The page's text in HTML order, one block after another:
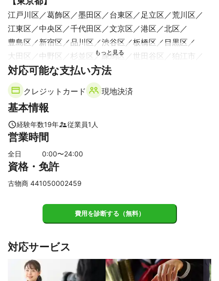
江戸川区 葛飾区 墨田区 台東区 足立区
荒川区
江東区
中央区 千代田区 文京区 港区
北区
豊島区
新宿区 品川区 渋谷区 板橋区
目黒区
大田区
中野区 杉並区 練馬区 世田谷区
狛江市
武蔵野市
三鷹市 調布市 西東京市
東久留米市
稲城市
東村山市
国分寺市 国立市 東大和市
立川市
日野市
【千葉県】
市川市 船橋市
白井市
八千代市 柏市
印西市
千葉市
八街市
袖ケ浦市 富里市
長南町 多古町 九十九里町
埼玉県】
蕨市
松伏町 戸田市
さいたま市
志木市 新座市 富士見市
杉戸町
宮代町
三芳町 蓮田市 上尾市 白岡市
ふじみ野市
対応可能な支払い方法
クレジットカード 現地決済
基本情報
経験年数19年 従業員1 人
営業時間
全日 0:00〜24:00
資格・免許
古物商 441050002459
費用を診断する（無料）
対応サービス